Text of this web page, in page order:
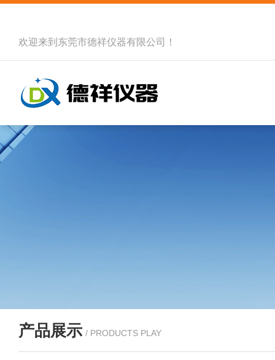
欢迎来到 东莞市德祥仪器有限公司 ！
产品展示 / PRODUCTS PLAY